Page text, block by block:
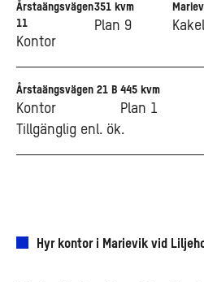
Go to Årstaängsvägen 11
Årstaängsvägen
11
Kontor
351 kvm
Plan 9
Go to Årstaängsvägen 21 B
Årstaängsvägen 21 B
Kontor
445 kvm
Plan 1
Tillgänglig enl. ök.
Hyr kontor i Marievik vid